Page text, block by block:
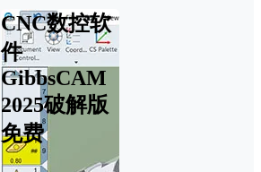
CNC数控软
件
GibbsCAM
2025破解版
免费